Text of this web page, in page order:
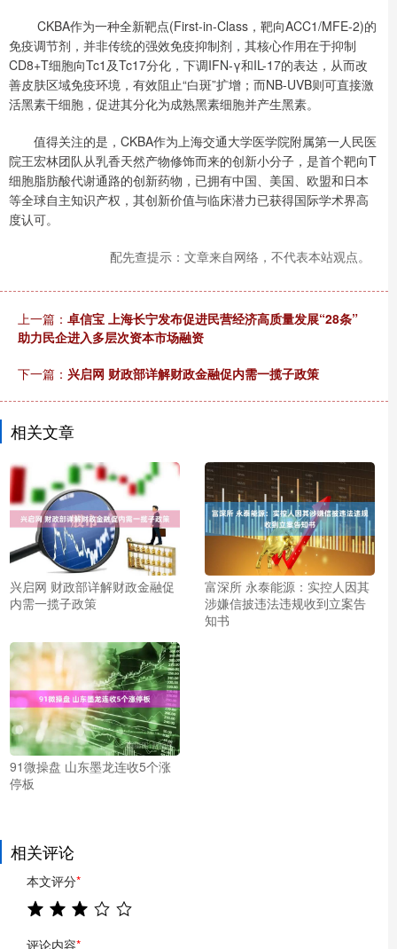
CKBA作为一种全新靶点(First-in-Class，靶向ACC1/MFE-2)的
免疫调节剂，并非传统的强效免疫抑制剂，其核心作用在于抑制
CD8+T细胞向Tc1及Tc17分化，下调IFN-γ和IL-17的表达，从而改
善皮肤区域免疫环境，有效阻止“白斑”扩增；而NB-UVB则可直接激
活黑素干细胞，促进其分化为成熟黑素细胞并产生黑素。
值得关注的是，CKBA作为上海交通大学医学院附属第一人民医
院王宏林团队从乳香天然产物修饰而来的创新小分子，是首个靶向T
细胞脂肪酸代谢通路的创新药物，已拥有中国、美国、欧盟和日本
等全球自主知识产权，其创新价值与临床潜力已获得国际学术界高
度认可。
配先查提示：文章来自网络，不代表本站观点。
上一篇： 卓信宝 上海长宁发布促进民营经济高质量发展“28条”
助力民企进入多层次资本市场融资
下一篇： 兴启网 财政部详解财政金融促内需一揽子政策
相关文章
兴启网 财政部详解财政金融促
内需一揽子政策
富深所 永泰能源：实控人因其
涉嫌信披违法违规收到立案告
知书
91微操盘 山东墨龙连收5个涨
停板
相关评论
本文评分*
评论内容*